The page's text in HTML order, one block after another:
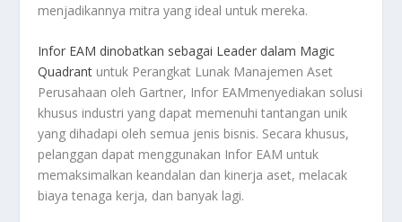
menjadikannya mitra yang ideal untuk mereka.
Infor EAM dinobatkan sebagai Leader dalam Magic
Quadrant untuk Perangkat Lunak Manajemen Aset
Perusahaan oleh Gartner, Infor EAMmenyediakan solusi
khusus industri yang dapat memenuhi tantangan unik
yang dihadapi oleh semua jenis bisnis. Secara khusus,
pelanggan dapat menggunakan Infor EAM untuk
memaksimalkan keandalan dan kinerja aset, melacak
biaya tenaga kerja, dan banyak lagi.